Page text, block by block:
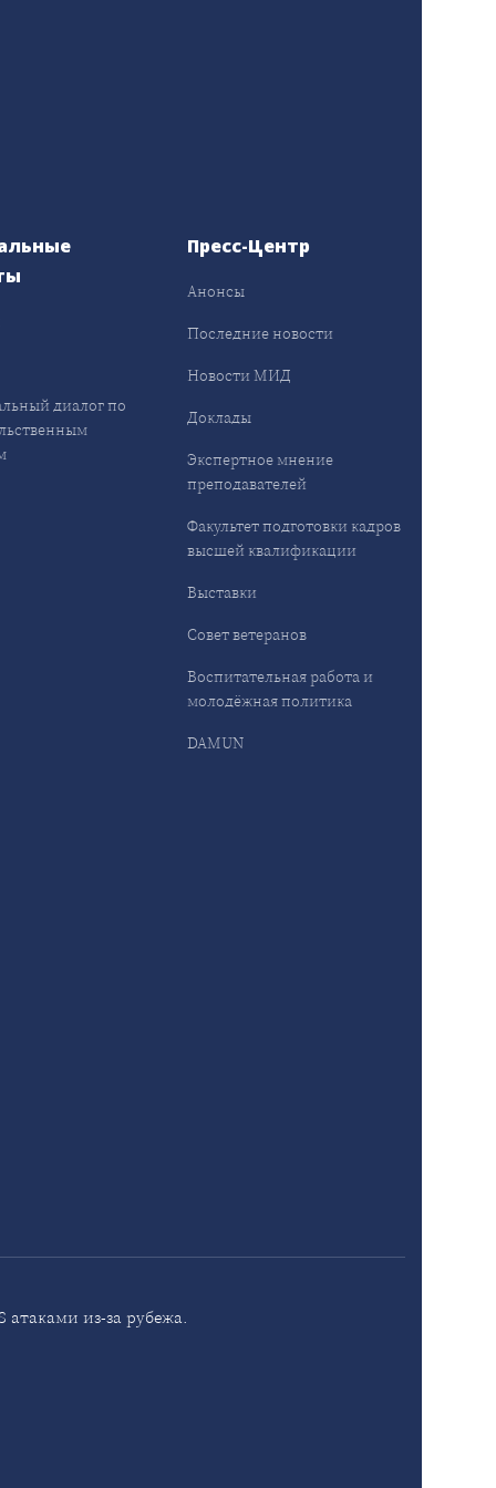
диалог по
Пресс-Центр
Анонсы
Последние новости
Новости МИД
Доклады
Экспертное мнение
преподавателей
Факультет подготовки кадров
высшей квалификации
Выставки
Совет ветеранов
Воспитательная работа и
молодёжная политика
DAMUN
из-за рубежа.